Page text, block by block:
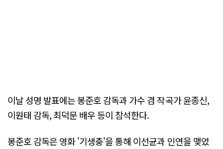
이날 성명 발표에는 봉준호 감독과 가수 겸 작곡가 윤종신,
이원태 감독, 최덕문 배우 등이 참석한다.
봉준호 감독은 영화 '기생충'을 통해 이선균과 인연을 맺었